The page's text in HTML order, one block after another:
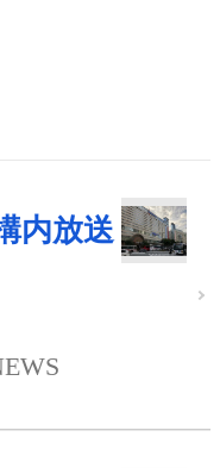
内放送